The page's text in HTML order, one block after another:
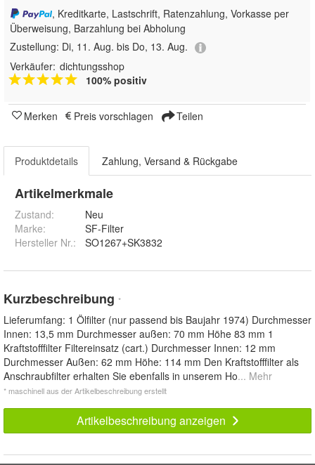
, Kreditkarte, Lastschrift, Ratenzahlung, Vorkasse per
Überweisung, Barzahlung bei Abholung
Zustellung: Di, 11. Aug. bis Do, 13. Aug.
Verkäufer: dichtungsshop
100% positiv
Merken Preis vorschlagen Teilen
Produktdetails Zahlung, Versand & Rückgabe
Artikelmerkmale
Zustand:
Neu
Marke:
SF-Filter
Hersteller Nr.:
SO1267+SK3832
Kurzbeschreibung *
Lieferumfang: 1 Ölfilter (nur passend bis Baujahr 1974) Durchmesser
Innen: 13,5 mm Durchmesser außen: 70 mm Höhe 83 mm 1
Kraftstofffilter Filtereinsatz (cart.) Durchmesser Innen: 12 mm
Durchmesser Außen: 62 mm Höhe: 114 mm Den Kraftstofffilter als
Anschraubfilter erhalten Sie ebenfalls in unserem Ho... Mehr
* maschinell aus der Artikelbeschreibung erstellt
Artikelbeschreibung anzeigen